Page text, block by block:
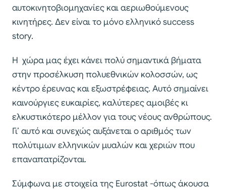
αυτοκινητοβιομηχανίες και αεριωθούμενους
κινητήρες. Δεν είναι το μόνο ελληνικό success
story.
Η χώρα μας έχει κάνει πολύ σημαντικά βήματα
στην προσέλκυση πολυεθνικών κολοσσών, ως
κέντρο έρευνας και εξωστρέφειας. Αυτό σημαίνει
καινούργιες ευκαιρίες, καλύτερες αμοιβές κι
ελκυστικότερο μέλλον για τους νέους ανθρώπους.
Γι’ αυτό και συνεχώς αυξάνεται ο αριθμός των
πολύτιμων ελληνικών μυαλών και χεριών που
επαναπατρίζονται.
Σύμφωνα με στοιχεία της Eurostat -όπως άκουσα